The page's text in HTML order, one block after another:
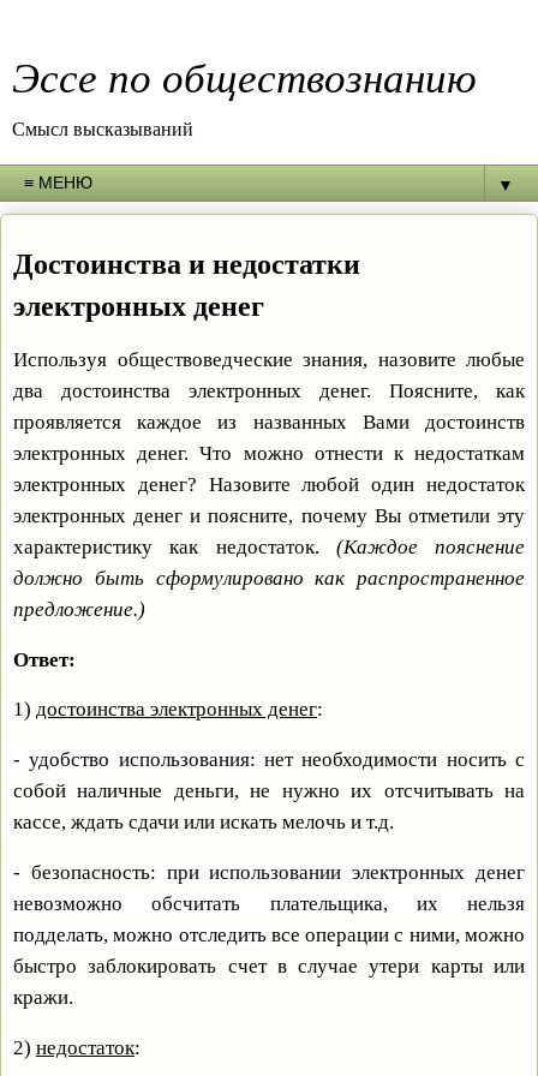
Эссе по обществознанию
Смысл высказываний
▼
Достоинства и недостатки
электронных денег
Используя обществоведческие знания, назовите любые
два достоинства электронных денег. Поясните, как
проявляется каждое из названных Вами достоинств
электронных денег. Что можно отнести к недостаткам
электронных денег? Назовите любой один недостаток
электронных денег и поясните, почему Вы отметили эту
характеристику как недостаток. (Каждое пояснение
должно быть сформулировано как распространенное
предложение.)
Ответ:
1) достоинства электронных денег:
- удобство использования: нет необходимости носить с
собой наличные деньги, не нужно их отсчитывать на
кассе, ждать сдачи или искать мелочь и т.д.
- безопасность: при использовании электронных денег
невозможно обсчитать плательщика, их нельзя
подделать, можно отследитьвсе операции с ними, можно
быстро заблокировать счет в случае утери карты или
кражи.
2) недостаток: